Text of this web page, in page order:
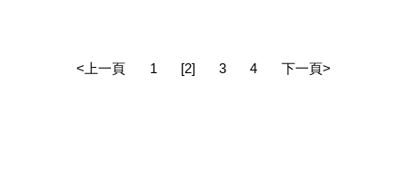
<上一頁 1 [2] 3 4 下一頁>